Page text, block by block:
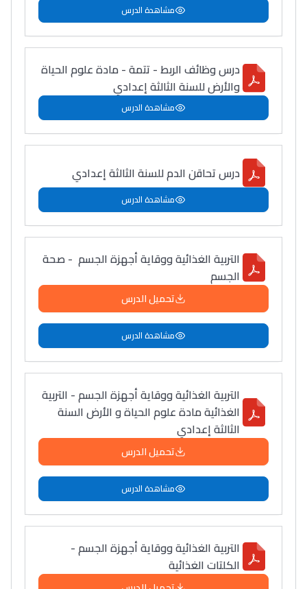
مشاهدة الدرس
درس وظائف الربط - تتمة - مادة علوم الحياة
والأرض للسنة الثالثة إعدادي
مشاهدة الدرس
درس تحاقن الدم للسنة الثالثة إعدادي
مشاهدة الدرس
التربية الغذائية ووقاية أجهزة الجسم - صحة
الجسم
تحميل الدرس
مشاهدة الدرس
التربية الغذائية ووقاية أجهزة الجسم - التربية
الغذائية مادة علوم الحياة و الأرض السنة
الثالثة إعدادي
تحميل الدرس
مشاهدة الدرس
التربية الغذائية ووقاية أجهزة الجسم -
الكلتات الغذائية